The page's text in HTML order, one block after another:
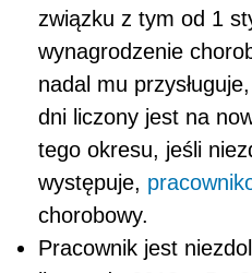
związku z tym od 1
wynagrodzenie
nadal mu
dni liczony jest na
tego okresu, jeśli
występuje,
chorobowy.
Pracownik jest